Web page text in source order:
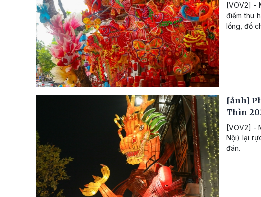
[VOV2] -
điểm thu
lồng, đồ
[ảnh]
Thìn
[VOV2] -
Nội) lại
đán.